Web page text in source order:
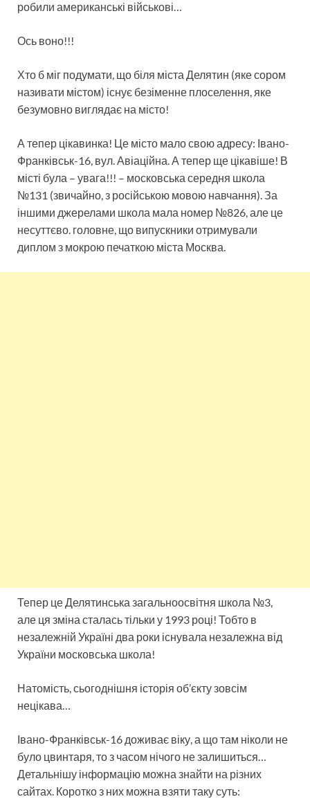
робили американські військові…
Ось воно!!!
Хто б міг подумати, що біля міста Делятин (яке сором
називати містом) існує безіменне плоселення, яке
безумовно виглядає на місто!
А тепер цікавинка! Це місто мало свою адресу: Івано-
Франківськ-16, вул. Авіаційна. А тепер ще цікавіше! В
місті була – увага!!! – московська середня школа
№131 (звичайно, з російською мовою навчання). За
іншими джерелами школа мала номер №826, але це
несуттєво. головне, що випускники отримували
диплом з мокрою печаткою міста Москва.
Тепер це Делятинська загальноосвітня школа №3,
але ця зміна сталась тільки у 1993 році! Тобто в
незалежній Україні два роки існувала незалежна від
України московська школа!
Натомість, сьогоднішня історія об’єкту зовсім
нецікава…
Івано-Франківськ-16 доживає віку, а що там ніколи не
було цвинтаря, то з часом нічого не залишиться…
Детальнішу інформацію можна знайти на різних
сайтах. Коротко з них можна взяти таку суть: